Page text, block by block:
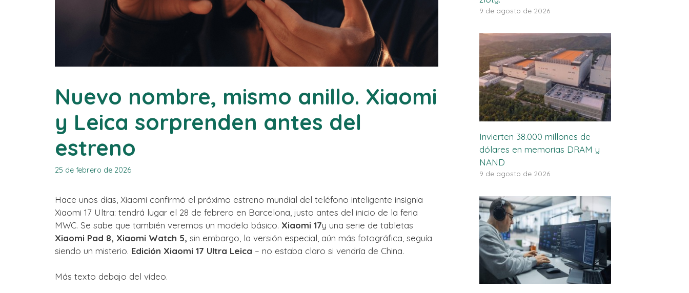
Nuevo nombre, mismo anillo. Xiaomi
y Leica sorprenden antes del
estreno
25 de febrero de 2026
Hace unos días, Xiaomi confirmó el próximo estreno mundial del teléfono inteligente insignia
Xiaomi 17 Ultra: tendrá lugar el 28 de febrero en Barcelona, ​​​​justo antes del inicio de la feria
MWC. Se sabe que también veremos un modelo básico. Xiaomi 17y una serie de tabletas
Xiaomi Pad 8, Xiaomi Watch 5, sin embargo, la versión especial, aún más fotográfica, seguía
siendo un misterio. Edición Xiaomi 17 Ultra Leica – no estaba claro si vendría de China.
Más texto debajo del vídeo.
9 de agosto de 2026
Invierten 38.000 millones de
dólares en memorias DRAM y
NAND
9 de agosto de 2026